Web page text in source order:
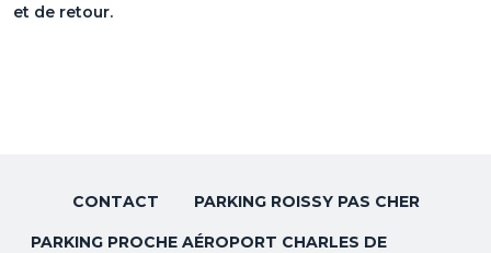
et de retour.
CONTACT PARKING ROISSY PAS CHER
PARKING PROCHE AÉROPORT CHARLES DE